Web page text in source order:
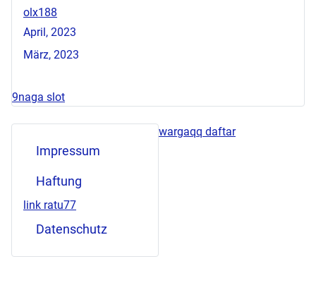
olx188
April, 2023
März, 2023
9naga slot
Impressum
Haftung
link ratu77
Datenschutz
wargaqq daftar